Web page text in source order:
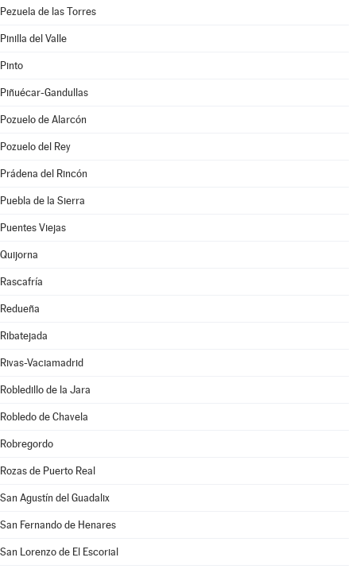
Pezuela de las Torres
Pinilla del Valle
Pinto
Piñuécar-Gandullas
Pozuelo de Alarcón
Pozuelo del Rey
Prádena del Rincón
Puebla de la Sierra
Puentes Viejas
Quijorna
Rascafría
Redueña
Ribatejada
Rivas-Vaciamadrid
Robledillo de la Jara
Robledo de Chavela
Robregordo
Rozas de Puerto Real
San Agustín del Guadalix
San Fernando de Henares
San Lorenzo de El Escorial